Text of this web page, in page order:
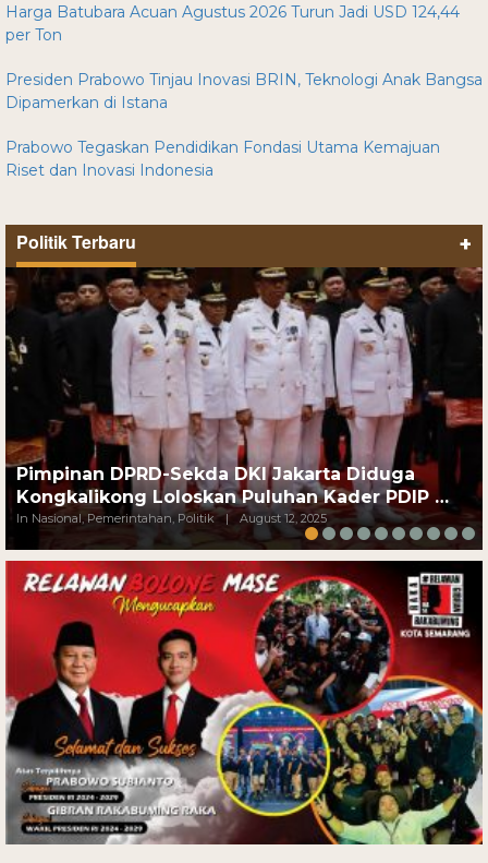
Harga Batubara Acuan Agustus 2026 Turun Jadi USD 124,44
per Ton
Presiden Prabowo Tinjau Inovasi BRIN, Teknologi Anak Bangsa
Dipamerkan di Istana
Prabowo Tegaskan Pendidikan Fondasi Utama Kemajuan
Riset dan Inovasi Indonesia
Politik Terbaru +
Pimpinan DPRD-Sekda DKI Jakarta Diduga
Kongkalikong Loloskan Puluhan Kader PDIP …
In Nasional, Pemerintahan, Politik | August 12, 2025